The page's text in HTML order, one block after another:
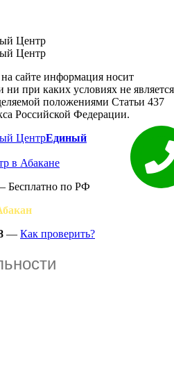
сайте информация носит
при каких условиях не является
положениями Статьи 437
Российской Федерации.
Единый
в Абакане
Бесплатно по РФ
— Как проверить?